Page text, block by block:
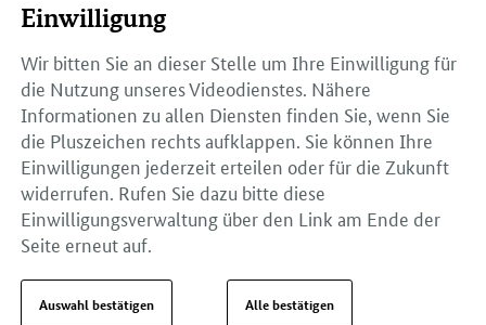
Öffnet PDF "Kann eine Reform der Ehegattenbesteuerung die
Einwilligung
Wir bitten Sie an dieser Stelle um Ihre Einwilligung für
die Nutzung unseres Videodienstes. Nähere
Informationen zu allen Diensten finden Sie, wenn Sie
die Pluszeichen rechts aufklappen. Sie können Ihre
Einwilligungen jederzeit erteilen oder für die Zukunft
widerrufen. Rufen Sie dazu bitte diese
Einwilligungsverwaltung über den Link am Ende der
Seite erneut auf.
Auswahl bestätigen Alle bestätigen